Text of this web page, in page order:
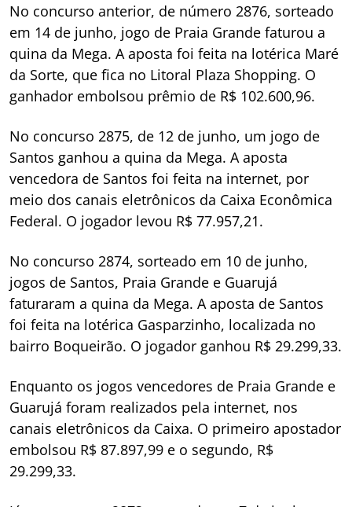
No concurso anterior, de número 2876, sorteado
em 14 de junho, jogo de Praia Grande faturou a
quina da Mega. A aposta foi feita na lotérica Maré
da Sorte, que fica no Litoral Plaza Shopping. O
ganhador embolsou prêmio de R$ 102.600,96.
No concurso 2875, de 12 de junho, um jogo de
Santos ganhou a quina da Mega. A aposta
vencedora de Santos foi feita na internet, por
meio dos canais eletrônicos da Caixa Econômica
Federal. O jogador levou R$ 77.957,21.
No concurso 2874, sorteado em 10 de junho,
jogos de Santos, Praia Grande e Guarujá
faturaram a quina da Mega. A aposta de Santos
foi feita na lotérica Gasparzinho, localizada no
bairro Boqueirão. O jogador ganhou R$ 29.299,33.
Enquanto os jogos vencedores de Praia Grande e
Guarujá foram realizados pela internet, nos
canais eletrônicos da Caixa. O primeiro apostador
embolsou R$ 87.897,99 e o segundo, R$
29.299,33.